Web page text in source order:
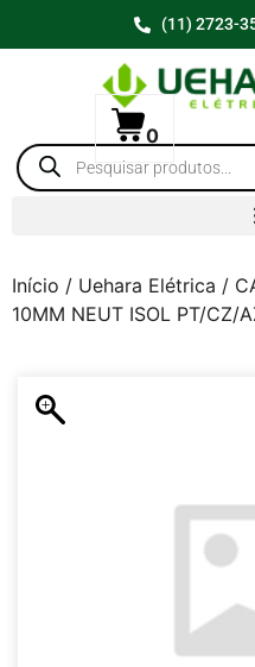
(11) 2723-
0
Início / Uehara Elétrica /
10MM NEUT ISOL PT/CZ/